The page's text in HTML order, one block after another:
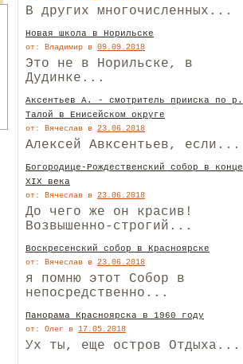
В других многочисленных...
Новая школа в Норильске
от: Владимир в 09.09.2018
Это не в Норильске, в
Дудинке...
Аксентьев А. - смотритель прииска по р.
Талой в Енисейском округе
от: Вячеслав в 23.06.2018
Алексей Авксентьев, если...
Богородице-Рождественский собор в конце
XIX века
от: Вячеслав в 23.06.2018
До чего же он красив!
Возвышенно-строгий...
Воскресенский собор в Красноярске
от: Вячеслав в 23.06.2018
я помню этот Собор в
непосредственно...
Панорама Красноярска в 1960 году
от: Олег в 17.05.2018
Ух ты, еще остров Отдыха...